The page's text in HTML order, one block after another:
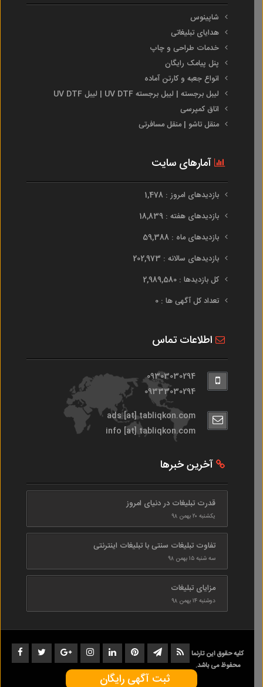
شاپینوس
هدایای تبلیغاتی
خدمات طراحی و چاپ
پنل پیامک رایگان
انواع جعبه و کارتن آماده
لیبل برجسته | لیبل برجسته UV DTF | لیبل UV DTF
اتاق کمپرسی
منقل تاشو | منقل مسافرتی
آمارهای سایت
بازدیدهای امروز : 1,478
بازدیدهای هفته : 18,839
بازدیدهای ماه : 59,388
بازدیدهای سالانه : 202,973
کل بازدیدها : 2,989,580
تعداد کل آگهی ها : 0
اطلاعات تماس
09303030294
09333030294
ads [at] tabliqkon.com
info [at] tabliqkon.com
آخرین خبرها
قدرت تبلیغات در دنیای امروز
یکشنبه ۲۰ بهمن ۹۸
تفاوت تبلیغات سنتی با تبلیغات اینترنتی
سه شنبه ۱۵ بهمن ۹۸
مزایای تبلیغات
دوشنبه ۱۴ بهمن ۹۸
کلیه حقوق این تارنما
محفوظ می باشد.
1402-1398
ثبت آگهی رایگان